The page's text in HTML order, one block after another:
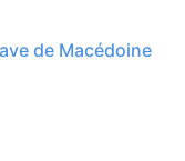
de Macédoine